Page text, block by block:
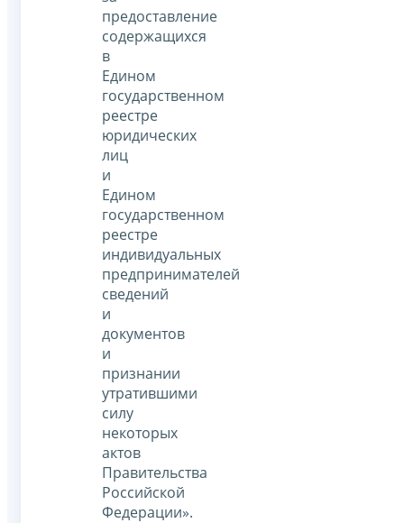
предоставление
содержащихся
в
Едином
государственном
реестре
юридических
лиц
и
Едином
государственном
реестре
индивидуальных
предпринимателей
сведений
и
документов
и
признании
утратившими
силу
некоторых
актов
Правительства
Российской
Федерации».